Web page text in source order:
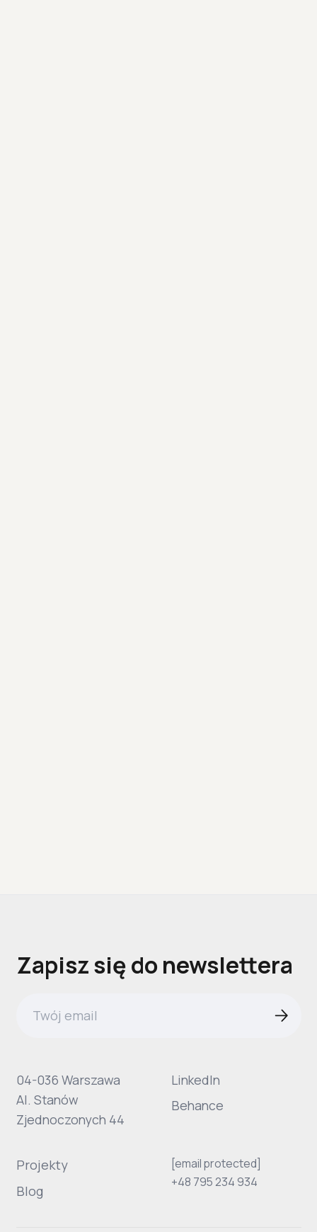
04-036 Warszawa
Al. Stanów
Zjednoczonych 44
LinkedIn
Behance
Zapisz się do newslettera
Projekty
Blog
[email protected]
+48 795 234 934